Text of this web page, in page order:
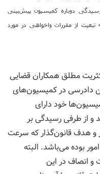
دوباره كمیسیون پیش‌بینی
از مقررات واخواهی در مورد
نظر اكثریت مطلق همكاران قضایی
آیین دادرسی در كمیسیون‌های
خود دارای
از طرفی رسیدگی بر
و هدف قانون‌گذار كه سرعت
بوده می‌باشد. البته
انصاف در این